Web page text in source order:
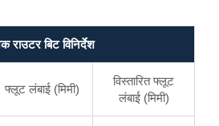
राउटर बिट विनिर्देश
फ्लूट लंबाई (मिमी)
विस्तारित फ्लूट
लंबाई (मिमी)